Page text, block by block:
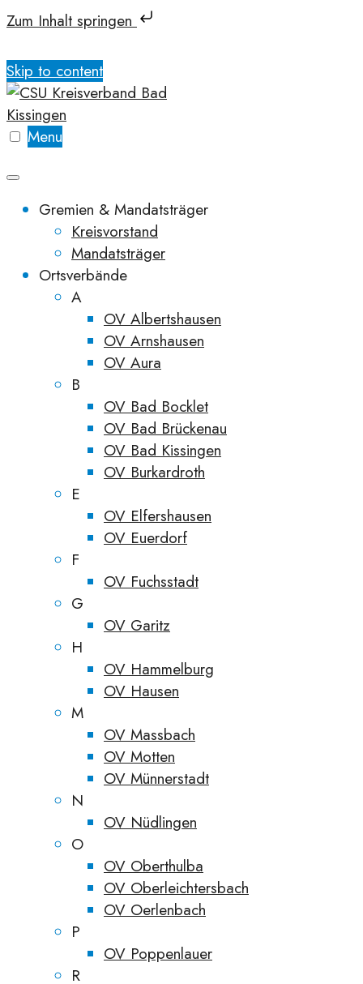
Zum Inhalt springen
Skip to content
Menu
Gremien & Mandatsträger
Kreisvorstand
Mandatsträger
Ortsverbände
A
OV Albertshausen
OV Arnshausen
OV Aura
B
OV Bad Bocklet
OV Bad Brückenau
OV Bad Kissingen
OV Burkardroth
E
OV Elfershausen
OV Euerdorf
F
OV Fuchsstadt
G
OV Garitz
H
OV Hammelburg
OV Hausen
M
OV Massbach
OV Motten
OV Münnerstadt
N
OV Nüdlingen
O
OV Oberthulba
OV Oberleichtersbach
OV Oerlenbach
P
OV Poppenlauer
R